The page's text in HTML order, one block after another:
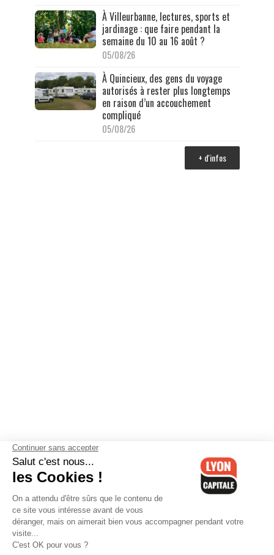
À Villeurbanne, lectures, sports et
jardinage : que faire pendant la
semaine du 10 au 16 août ?
05/08/26
À Quincieux, des gens du voyage
autorisés à rester plus longtemps
en raison d’un accouchement
compliqué
05/08/26
+ d'infos